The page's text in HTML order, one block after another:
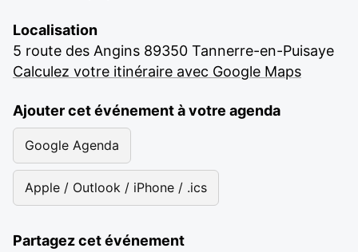
Localisation
5 route des Angins 89350 Tannerre-en-Puisaye
Calculez votre itinéraire avec Google Maps
Ajouter cet événement à votre agenda
Google Agenda
Apple / Outlook / iPhone / .ics
Partagez cet événement